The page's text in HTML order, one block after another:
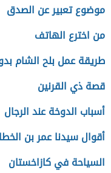
موضوع تعبير عن الصدق
من اخترع الهاتف
طريقة عمل بلح الشام
قصة ذي القرنين
أسباب الدوخة عند الرجال
أقوال سيدنا عمر بن
السياحة في كازاخستان